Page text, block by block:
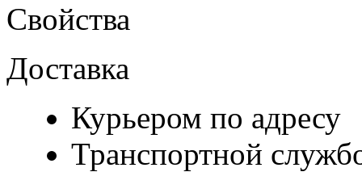
Свойства
Доставка
Курьером по адресу
Транспортной